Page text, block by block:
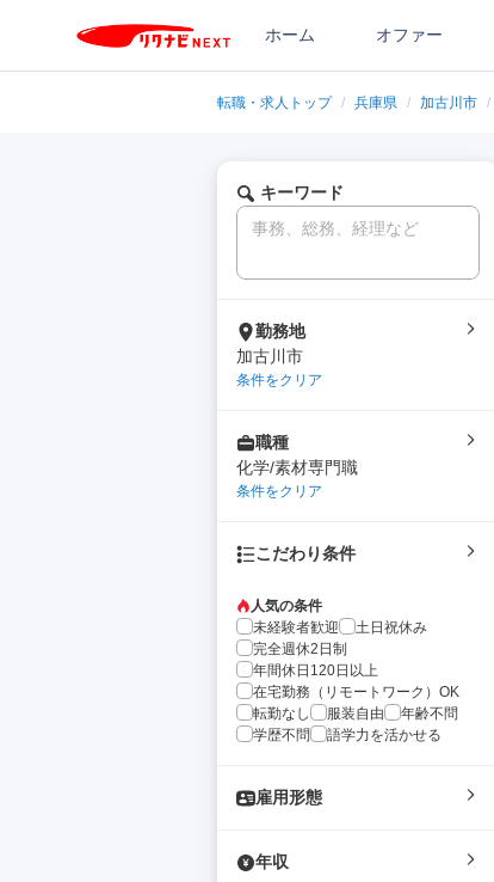
ホーム オファー
転職・求人トップ / 兵庫県 / 加古川市 /
キーワード
勤務地
加古川市
条件をクリア
職種
化学/素材専門職
条件をクリア
こだわり条件
人気の条件
未経験者歓迎
土日祝休み
完全週休2日制
年間休日120日以上
在宅勤務（リモートワーク）OK
転勤なし
服装自由
年齢不問
学歴不問
語学力を活かせる
雇用形態
年収